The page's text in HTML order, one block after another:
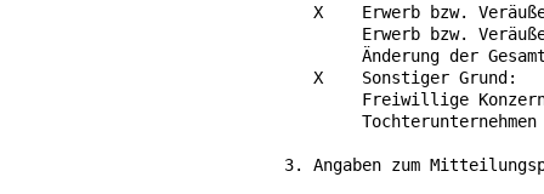
X    Erwerb bzw.
Erwerb bzw.
Änderung der
   X    Sonstiger Grund:
Freiwillige
        Tochterunternehmen
3. Angaben zum